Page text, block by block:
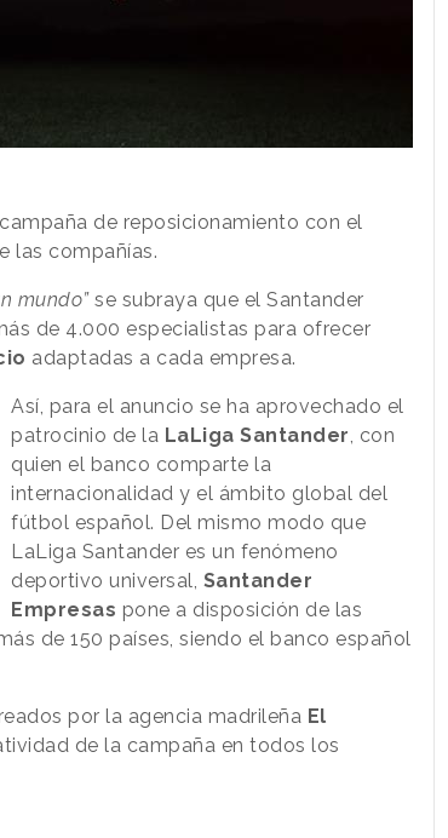
de reposicionamiento con el
las compañías.
mundo”se subraya que el Santander
de 4.000 especialistas para ofrecer
adaptadas a cada empresa.
Así, para el anuncio se ha aprovechado el
patrocinio de la LaLiga Santander , con
quien el banco comparte la
internacionalidad y el ámbito global del
fútbol español. Del mismo modo que
LaLiga Santander es un fenómeno
deportivo universal, Santander
Empresas pone a disposición de las
de 150 países, siendo el banco español
por la agencia madrileña El
de la campaña en todos los